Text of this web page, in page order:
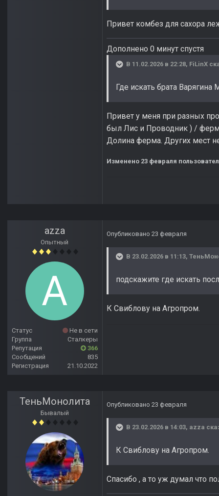
Привет комбез для сахора
Дополнено 0 минут спустя
В 11.02.2026 в 22:28, FiLinX
Где искать брата Варягина
Привет у меня при разных
был Лис и Проводник ) /
Долина ферма. Других мест
Изменено 23 февраля
azza
Опытный
Статус
Не в сети
Группа
Сталкеры
Репутация
366
Сообщений
835
Регистрация
21.10.2022
Опубликовано 23 февраля
В 23.02.2026 в 11:13,
подскажите где искать
К Свиблову на Агропром.
ТеньМонолита
Бывалый
Опубликовано 23 февраля
В 23.02.2026 в 14:03, azza
К Свиблову на Агропром.
Спасибо , а то уж думал что